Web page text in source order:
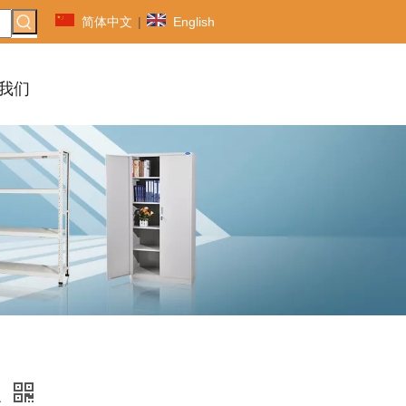
简体中文 | English
们